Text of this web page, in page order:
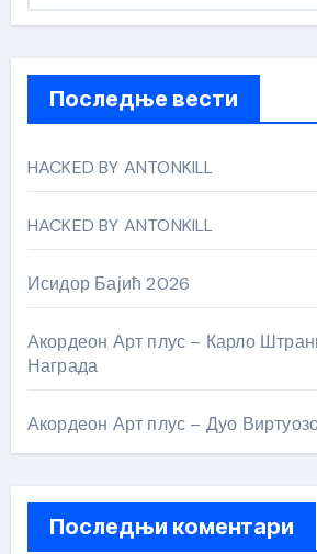
Последње вести
HACKED BY ANTONKILL
HACKED BY ANTONKILL
Исидор Бајић 2026
Акордеон Арт плус – Карло
Награда
Акордеон Арт плус – Дуо
Последњи коментари